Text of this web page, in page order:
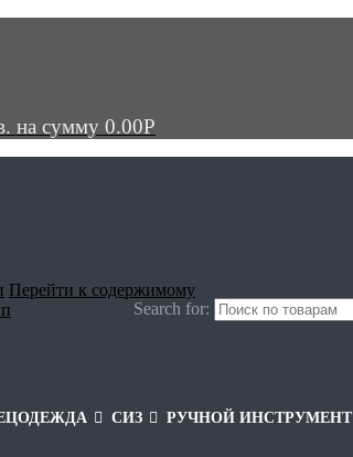
на сумму 0.00Р
Search for:
Перейти к содержимому
СИЗ РУЧНОЙ ИНСТРУМЕНТ